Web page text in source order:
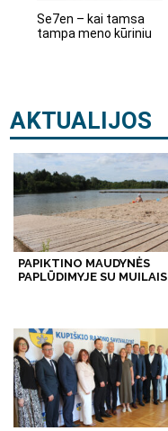
Se7en – kai tamsa
tampa meno kūriniu
AKTUALIJOS
PAPIKTINO MAUDYNĖS
PAPLŪDIMYJE SU MUILAIS